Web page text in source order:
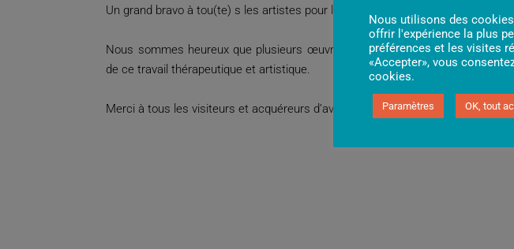
Un grand bravo à tou(te) s les artistes pour la qualité et la force de leurs
Nous sommes heureux que plusieurs œuvres aient été vendues, montrant la
de ce travail thérapeutique et artistique.
Merci à tous les visiteurs et acquéreurs d’avoir soutenu cette démarche
Nous utilisons des
offrir l'expérience la plus
préférences et les visites
«Accepter», vous
cookies.
Paramètres OK, tout